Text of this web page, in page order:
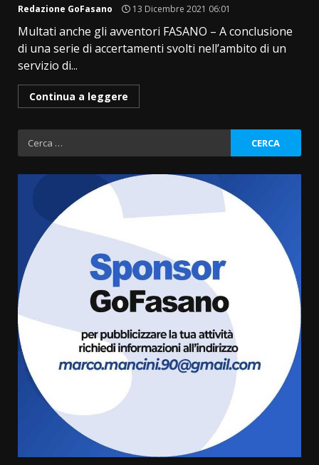
Redazione GoFasano 13 Dicembre 2021 06:01
Multati anche gli avventori FASANO – A conclusione
di una serie di accertamenti svolti nell’ambito di un
servizio di...
Continua a leggere
Ricerca
per:
Politiche Giovanili e Mobilità
Sostenibile: premiati gli studenti
universitari del bando “La strada
giusta”
8 Agosto 2026 07:15
“I Contestatori: Musica di
Rivoluzione”: nuovo
appuntamento con “Fasano in
Banda”